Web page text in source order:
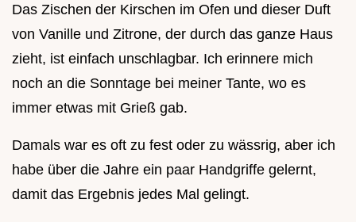
Das Zischen der Kirschen im Ofen und dieser Duft
von Vanille und Zitrone, der durch das ganze Haus
zieht, ist einfach unschlagbar. Ich erinnere mich
noch an die Sonntage bei meiner Tante, wo es
immer etwas mit Grieß gab.
Damals war es oft zu fest oder zu wässrig, aber ich
habe über die Jahre ein paar Handgriffe gelernt,
damit das Ergebnis jedes Mal gelingt.